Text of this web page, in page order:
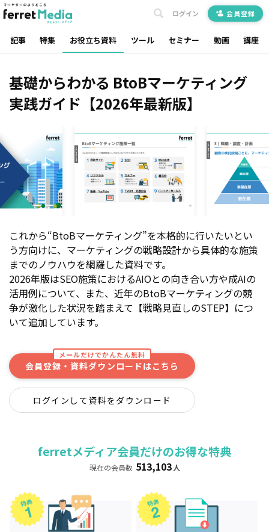
記事 特集 お役立ち資料 ツール セミナー 動画 講座
ログイン 会員登録
基礎からわかる BtoBマーケティング
実践ガイド【2026年最新版】
これから“BtoBマーケティング”を本格的に行いたいとい
う方向けに、マーケティングの戦略設計から具体的な施策
までのノウハウを網羅した資料です。
2026年版はSEO施策におけるAIOとの向き合い方や成AIの
活用例について、また、近年のBtoBマーケティングの競
争が激化した状況を踏まえて【戦略見直しのSTEP】につ
いて追加しています。
メールだけでかんたん無料
会員登録・資料ダウンロードはこちら
ログインして資料をダウンロード
ferretメディア会員だけのお得な特典
現在の会員数 513,103 人